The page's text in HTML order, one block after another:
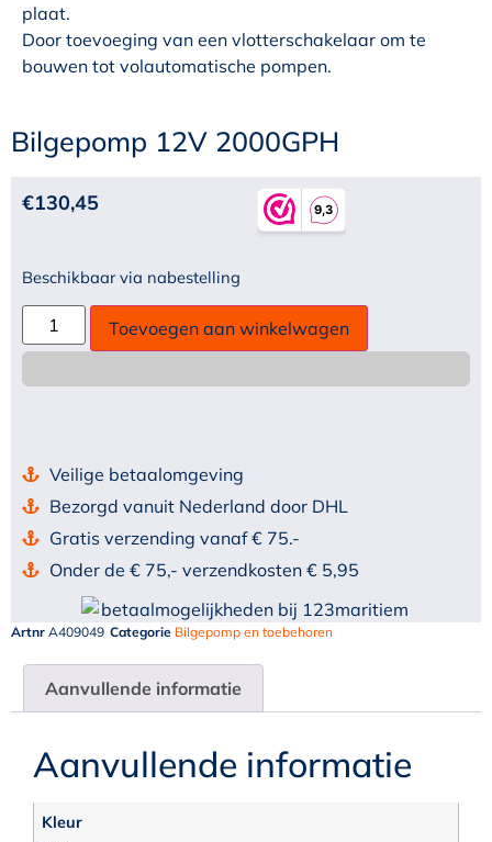
plaat.
Door toevoeging van een vlotterschakelaar om te
bouwen tot volautomatische pompen.
Bilgepomp 12V 2000GPH
€130,45
Beschikbaar via nabestelling
Toevoegen aan winkelwagen
Veilige betaalomgeving
Bezorgd vanuit Nederland door DHL
Gratis verzending vanaf € 75.-
Onder de € 75,- verzendkosten € 5,95
Artnr A409049 Categorie Bilgepomp en toebehoren
Aanvullende informatie
Aanvullende informatie
Kleur